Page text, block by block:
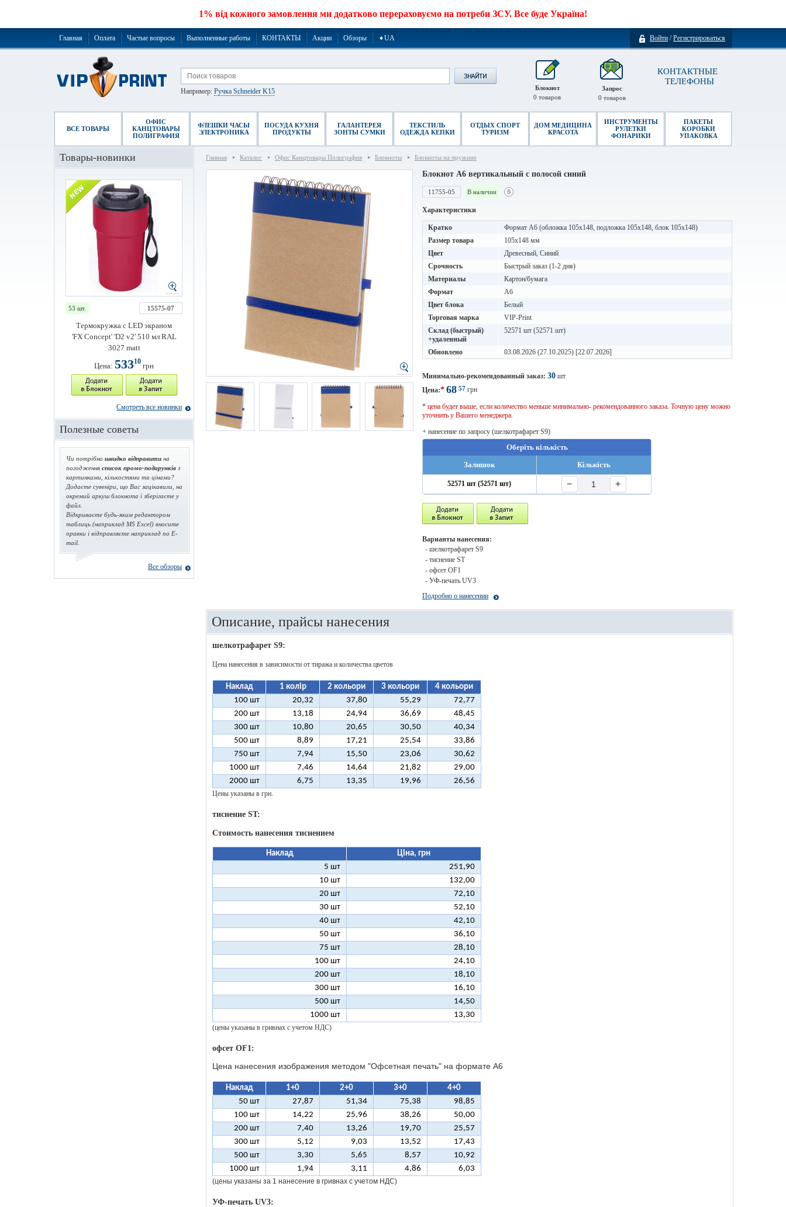
1% від кожного замовлення ми додатково перераховуємо на потреби ЗСУ. Все буде Україна!
Войти /Регистрироваться
Главная Оплата Частые вопросы Выполненные работы КОНТАКТЫ Акции Обзоры ➧UA
КОНТАКТНЫЕ
ТЕЛЕФОНЫ
Запрос
0 товаров
Например: Ручка Schneider K15
Блокнот
0 товаров
ВСЕ ТОВАРЫ
ОФИС
КАНЦТОВАРЫ
ПОЛИГРАФИЯ
ФЛЕШКИ ЧАСЫ
ЭЛЕКТРОНИКА
ПОСУДА КУХНЯ
ПРОДУКТЫ
ГАЛАНТЕРЕЯ
ЗОНТЫ СУМКИ
ТЕКСТИЛЬ
ОДЕЖДА КЕПКИ
ОТДЫХ СПОРТ
ТУРИЗМ
ДОМ МЕДИЦИНА
КРАСОТА
ИНСТРУМЕНТЫ
РУЛЕТКИ
ФОНАРИКИ
ПАКЕТЫ
КОРОБКИ
УПАКОВКА
Главная Каталог Офис Канцтовары Полиграфия Блокноты Блокноты на пружине
Блокнот A6 вертикальный с полосой синий
11755-05 В наличии
Характеристики
Кратко
Формат А6 (обложка 105х148, подложка 105х148, блок 105х148)
Размер товара
105x148 мм
Цвет
Древесный, Синий
Срочность
Быстрый заказ (1-2 дня)
Материалы
Картон/бумага
Формат
A6
Цвет блока
Белый
Торговая марка
VIP-Print
Склад (быстрый)
+удаленный
52571 шт (52571 шт)
Обновлено 03.08.2026 (27.10.2025) [22.07.2026]
Минимально-рекомендованный заказ: 30 шт
Цена:* 68 57 грн
* цена будет выше, если количество меньше минимально- рекомендованного заказа. Точную цену можно
уточнить у Вашего менеджера.
+ нанесение по запросу (шелкотрафарет S9)
Оберіть кількість
Залишок
Кількість
52571 шт (52571 шт) − +
Варианты нанесения:
- шелкотрафарет S9
- тиснение ST
- офсет OF1
- УФ-печать UV3
Подробно о нанесении
Описание, прайсы нанесения
шелкотрафарет S9:
Цена нанесения в зависимости от тиража и количества цветов
Наклад 1 колір 2 кольори 3 кольори
4 кольори
100 шт
20,32 37,80 55,29
72,77
200 шт
13,18 24,94 36,69
48,45
300 шт
10,80 20,65 30,50
40,34
500 шт
8,89 17,21 25,54
33,86
750 шт
7,94 15,50 23,06
30,62
1000 шт
7,46 14,64 21,82
29,00
2000 шт
6,75 13,35 19,96 26,56
Цены указаны в грн.
тиснение ST:
Стоимость нанесения тиснением
Наклад
Ціна, грн
5 шт
251,90
10 шт
132,00
20 шт
72,10
30 шт
52,10
40 шт
42,10
50 шт
36,10
75 шт
28,10
100 шт
24,10
200 шт
18,10
300 шт
16,10
500 шт
14,50
1000 шт
13,30
(цены указаны в гривнах с учетом НДС)
офсет OF1:
Цена нанесения изображения методом "Офсетная печать" на формате A6
Наклад 1+0 2+0 3+0
4+0
50 шт
27,87 51,34 75,38
98,85
100 шт
14,22 25,96 38,26
50,00
200 шт
7,40 13,26 19,70
25,57
300 шт
5,12 9,03 13,52
17,43
500 шт
3,30 5,65 8,57
10,92
1000 шт
1,94 3,11 4,86 6,03
(цены указаны за 1 нанесение в гривнах с учетом НДС)
УФ-печать UV3:
Товары-новинки
53 шт. 15575-07
Термокружка с LED экраном
'FX Concept' 'D2 v2' 510 мл RAL
3027 matt
Цена: 53310 грн
Смотреть все новинки
Полезные советы
Чи потрібно швидко відправити на
погодження список промо-подарунків з
картинками, кількостями та цінами?
Додаєте сувеніри, що Вас зацікавили, на
окремий аркуш блокнота і зберігаєте у
файл.
Відкриваєте будь-яким редактором
таблиць (наприклад MS Excel) вносите
правки і відправляєте наприклад по E-
mail.
Все обзоры